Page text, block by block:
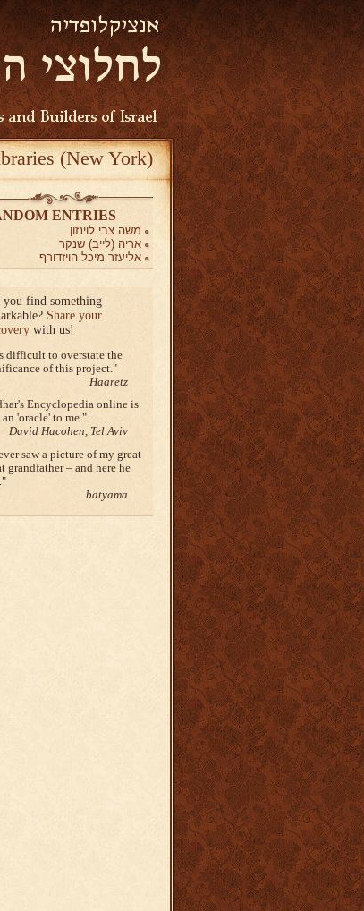
(New York)
ENTRIES
משה צבי לוינזון
אריה (לייב) שנקר
אליעזר מיכל הויזדורף
you find something
Share your
with us!
difficult to overstate the
of this project.
Haaretz
Encyclopedia online is
'oracle' to me.
David Hacohen, Tel Aviv
saw a picture of my great
grandfather – and here he
batyama